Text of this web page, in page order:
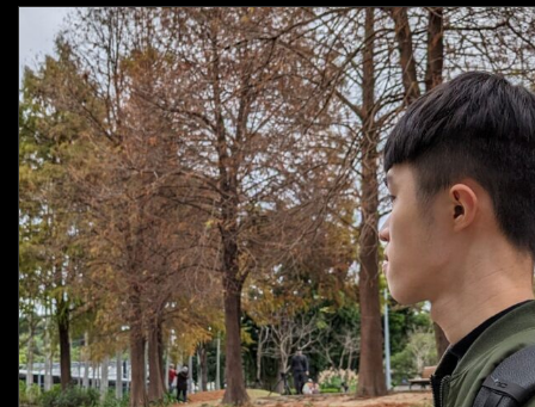
作、
不
上
班
的
自
主
人
生》
的
三
個
反
轉